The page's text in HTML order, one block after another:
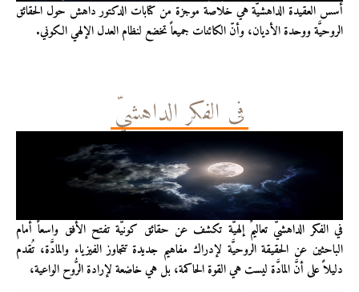
أُسس العقيدة الداهشيّة هي خلاصة موجزة من كتابات الدكتور داهش حول الحقائق
الروحيَّة ووحدة الأديان، وأنّ الكائنات جميعاً تخضع لنظام العدل الإلهي الكوني.
في الفكر الداهشيّ
في الفكر الداهشيّ تعاليمٌ إلهيَّة تكشف عن حقائق كونيَّة تفتح الأفق واسعاً أمام
الباحثين عن الحقيقة الروحيَّة لإدراك مفاهيم جديدة تتجاوز الفيزياء والمادَّة، تُقدم
دليلاً على أنَّ المادَّة ليست هي القوة الحاكمة، بل هي خاضعة لإرادة الرُّوح الواعية،